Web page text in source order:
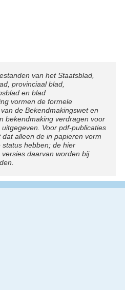
van het Staatsblad,
provinciaal blad,
en blad
vormen de formele
de Bekendmakingswet en
bekendmaking verdragen voor
Voor pdf-publicaties
alleen de in papieren vorm
hebben; de hier
daarvan worden bij